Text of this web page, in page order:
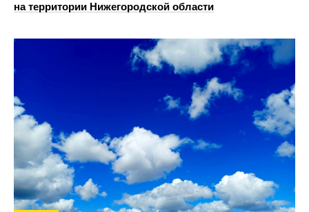
на территории Нижегородской области